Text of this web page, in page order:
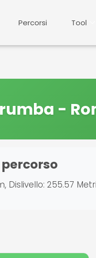
Percorsi Tool
-
255.57